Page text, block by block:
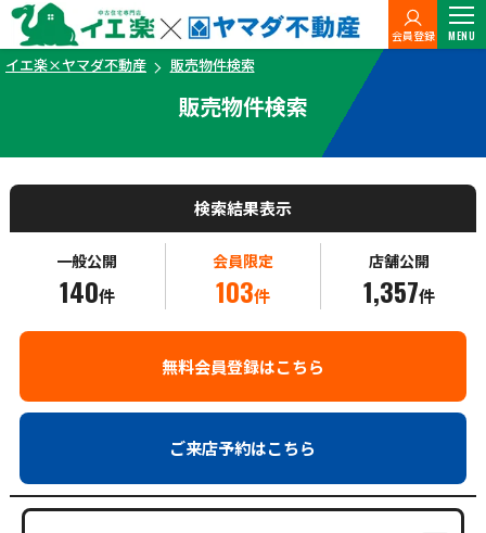
会員登録 MENU
イエ楽×ヤマダ不動産 販売物件検索
販売物件検索
検索結果表示
一般公開
140件
会員限定
103件
店舗公開
1,357件
無料会員登録はこちら
ご来店予約はこちら